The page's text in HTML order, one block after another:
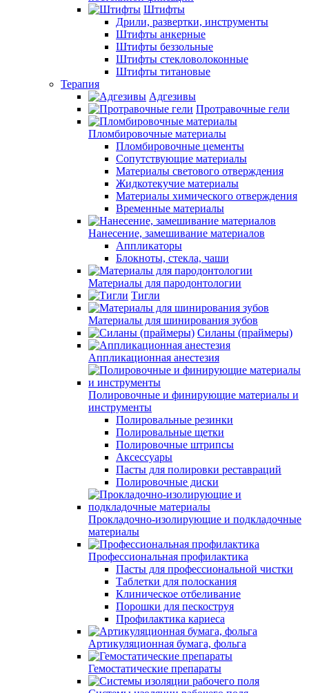
Штифты
Дрили, развертки, инструменты
Штифты анкерные
Штифты беззольные
Штифты стекловолоконные
Штифты титановые
Терапия
Адгезивы
Протравочные гели
Пломбировочные материалы
Пломбировочные цементы
Сопутствующие материалы
Материалы светового отверждения
Жидкотекучие материалы
Материалы химического отверждения
Временные материалы
Нанесение, замешивание материалов
Аппликаторы
Блокноты, стекла, чаши
Материалы для пародонтологии
Тигли
Материалы для шинирования зубов
Силаны (праймеры)
Аппликационная анестезия
Полировочные и финирующие материалы и
инструменты
Полировальные резинки
Полировальные щетки
Полировочные штрипсы
Аксессуары
Пасты для полировки реставраций
Полировочные диски
Прокладочно-изолирующие и подкладочные
материалы
Профессиональная профилактика
Пасты для профессиональной чистки
Таблетки для полоскания
Клиническое отбеливание
Порошки для пескоструя
Профилактика кариеса
Артикуляционная бумага, фольга
Гемостатические препараты